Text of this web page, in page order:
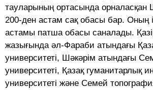
тауларының ортасында орналасқан
200-ден астам сақ обасы бар. Оның
астамы патша обасы саналады.
жазығында әл-Фараби атындағы
университеті, Шәкәрім атындағы
университеті, Қазақ гуманитарлық
университеті және Семей